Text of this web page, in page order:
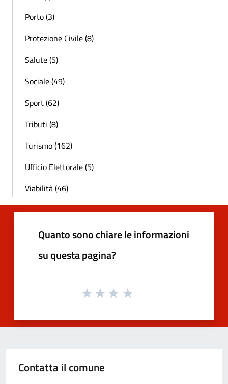
Porto (3)
Protezione Civile (8)
Salute (5)
Sociale (49)
Sport (62)
Tributi (8)
Turismo (162)
Ufficio Elettorale (5)
Viabilità (46)
Quanto sono chiare le informazioni
su questa pagina?
Contatta il comune